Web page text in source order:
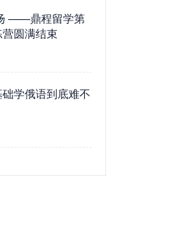
——鼎程留学第
圆满结束
学俄语到底难不